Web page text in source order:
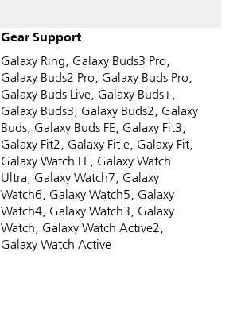
Gear Support
Galaxy Ring, Galaxy Buds3 Pro,
Galaxy Buds2 Pro, Galaxy Buds Pro,
Galaxy Buds Live, Galaxy Buds+,
Galaxy Buds3, Galaxy Buds2, Galaxy
Buds, Galaxy Buds FE, Galaxy Fit3,
Galaxy Fit2, Galaxy Fit e, Galaxy Fit,
Galaxy Watch FE, Galaxy Watch
Ultra, Galaxy Watch7, Galaxy
Watch6, Galaxy Watch5, Galaxy
Watch4, Galaxy Watch3, Galaxy
Watch, Galaxy Watch Active2,
Galaxy Watch Active